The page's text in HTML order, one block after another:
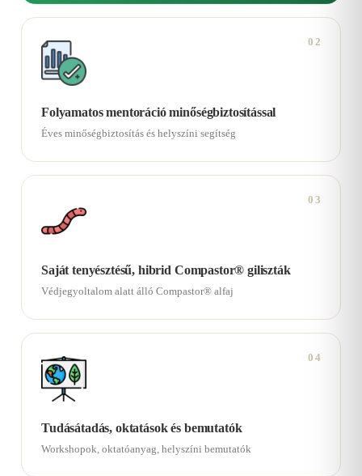
02
Folyamatos mentoráció minőségbiztosítással
Éves minőségbiztosítás és helyszíni segítség
03
Saját tenyésztésű, hibrid Compastor® giliszták
Védjegyoltalom alatt álló Compastor® alfaj
04
Tudásátadás, oktatások és bemutatók
Workshopok, oktatóanyag, helyszíni bemutatók